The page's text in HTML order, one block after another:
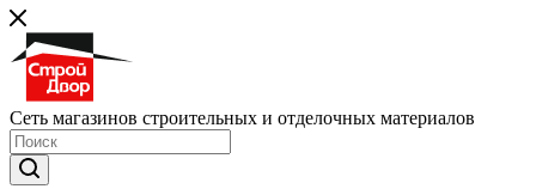
Сеть магазинов строительных и отделочных материалов